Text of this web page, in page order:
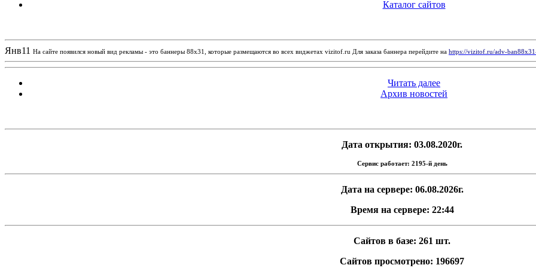
Каталог сайтов
Янв11 На сайте появился новый вид рекламы - это баннеры 88х31, которые размещаются во всех виджетах vizitof.ru Для заказа баннера перейдите на https://vizitof.ru/adv-
Читать далее
Архив новостей
Дата открытия: 03.08.2020г.
Сервис работает: 2195-й день
Дата на сервере: 06.08.2026г.
Время на сервере: 22:44
Сайтов в базе: 261 шт.
Сайтов просмотрено: 196697